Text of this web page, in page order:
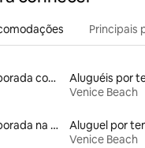
Principais
Aluguéis por temporada com café da manhã
Venice Beach
Aluguéis por temporada na orla
Venice Beach